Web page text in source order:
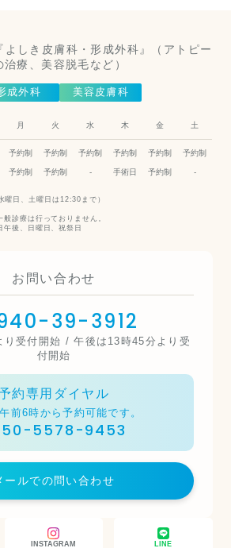
成外科 美容皮膚科
月 火 水 木 金 土
予約制 予約制 予約制 予約制 予約制 予約制
予約制 予約制 - 手術日 予約制 -
日、土曜日は12:30まで）
診療は行っておりません。
後、日曜日、祝祭日
お問い合わせ
39-3912
り受付開始 / 午後は13時45分より受
付開始
約専用ダイヤル
前6時から予約可能です。
5578-9453
ールでの問い合わせ
INSTAGRAM LINE